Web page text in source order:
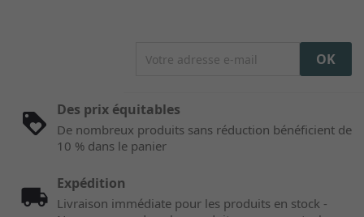
Des prix équitables
De nombreux produits sans réduction bénéficient de
10 % dans le panier
Expédition
Livraison immédiate pour les produits en stock -